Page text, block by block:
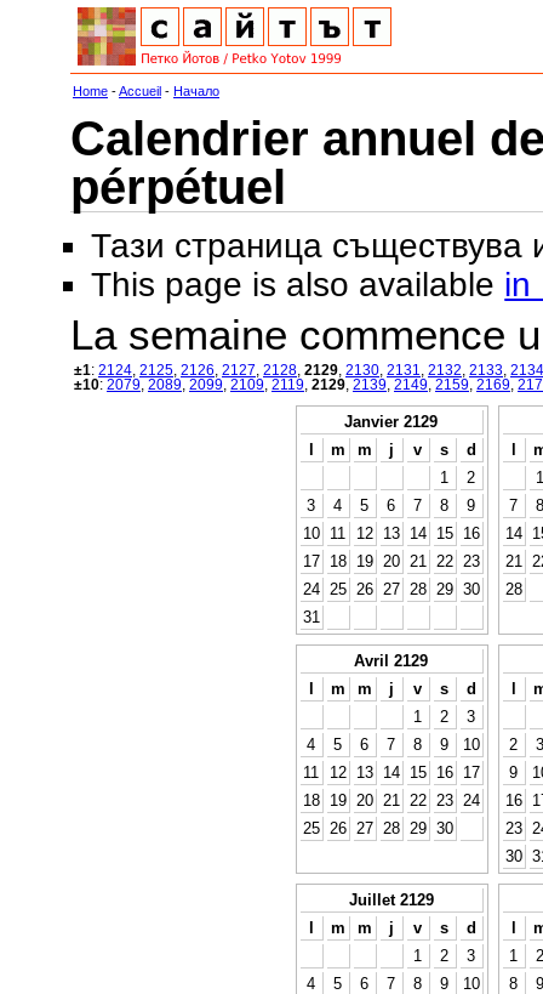
Home -Accueil - Начало
Calendrier annuel
pérpétuel
Тази страница съществува
This page is also available in
La semaine commence
±1: 2124 2125 2126 2127 2128 2129 2130 2131 2132 2133 2134
±10: 2079 2089 2099 2109 2119 2129 2139 2149 2159 2169
Janvier 2129
l
m m j v s
d
1
2
3
4 5 6 7 8
9
10
11 12 13 14 15
16
17
18 19 20 21 22
23
24
25 26 27 28 29 30
31
l
1
7
8
14
21
28
Avril 2129
l
m m j v s
d
1
2
3
4
5 6 7 8 9
10
11
12 13 14 15 16
17
18
19 20 21 22 23
24
25
26 27 28 29 30
l
2
3
9
16
23
30
Juillet 2129
l
m m j v s
d
1
2
3
4
5 6 7 8 9
10
l
1
2
8
9